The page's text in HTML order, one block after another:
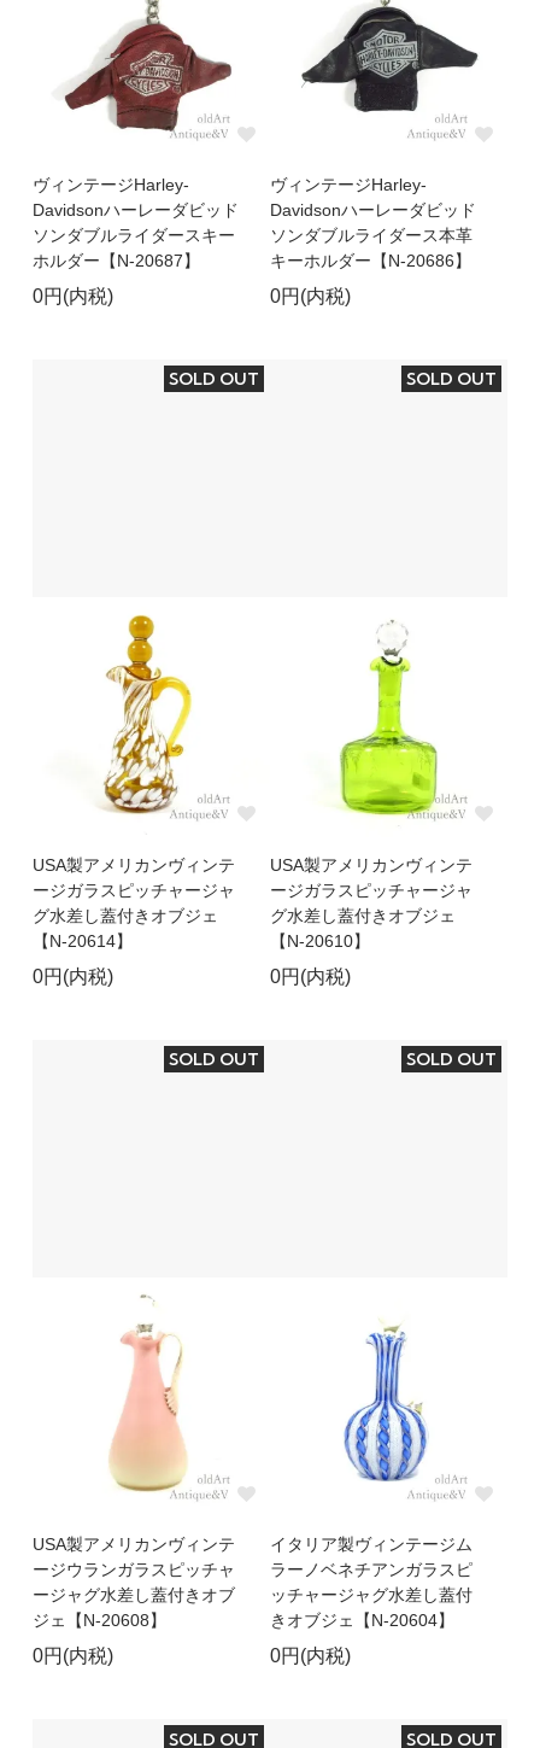
ヴィンテージHarley-
Davidsonハーレーダビッド
ソンダブルライダースキー
ホルダー【N-20687】
0円(内税)
ヴィンテージHarley-
Davidsonハーレーダビッド
ソンダブルライダース本革
キーホルダー【N-20686】
0円(内税)
SOLD OUT
USA製アメリカンヴィンテ
ージガラスピッチャージャ
グ水差し蓋付きオブジェ
【N-20614】
0円(内税)
SOLD OUT
USA製アメリカンヴィンテ
ージガラスピッチャージャ
グ水差し蓋付きオブジェ
【N-20610】
0円(内税)
SOLD OUT
USA製アメリカンヴィンテ
ージウランガラスピッチャ
ージャグ水差し蓋付きオブ
ジェ【N-20608】
0円(内税)
SOLD OUT
イタリア製ヴィンテージム
ラーノベネチアンガラスピ
ッチャージャグ水差し蓋付
きオブジェ【N-20604】
0円(内税)
SOLD OUT SOLD OUT